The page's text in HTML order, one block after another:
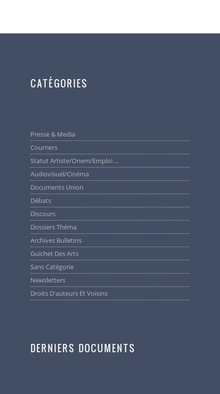
CATÉGORIES
Presse & Media
Courriers
Statut Artiste/Onem/Emploi …
Audiovisuel/cinéma
Documents Union
Débats
Discours
Dossiers Théma
Archives Bulletins
Guichet Des Arts
Sans Catégorie
Newsletters
Droits D'auteurs Et Voisins
DERNIERS DOCUMENTS